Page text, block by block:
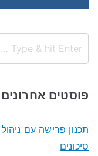
פוסטים אחרונים
תכנון פרישה עם
סיכונים